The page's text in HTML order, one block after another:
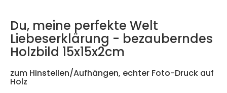
Du, meine perfekte Welt
Liebeserklärung - bezauberndes
Holzbild 15x15x2cm
zum Hinstellen/Aufhängen, echter Foto-Druck auf
Holz